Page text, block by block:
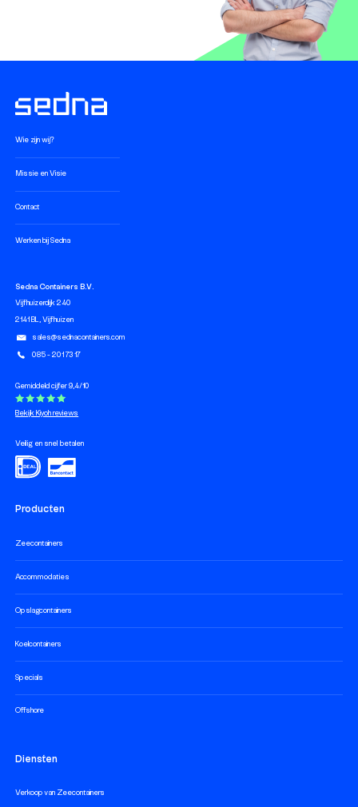
Wie zijn wij?
Missie en Visie
Contact
Werken bij Sedna
Producten
Zeecontainers
Accommodaties
Opslagcontainers
Koelcontainers
Specials
Offshore
Diensten
Verkoop van Zeecontainers
Sedna Containers B.V.
Vijfhuizerdijk 240
2141 BL, Vijfhuizen
sales@sednacontainers.com
085 - 201 73 17
Gemiddeld cijfer 9,4/10
Bekijk Kiyoh reviews
Veilig en snel betalen